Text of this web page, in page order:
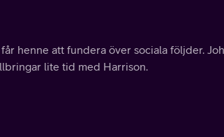
henne att fundera över sociala följder.
lite tid med Harrison.